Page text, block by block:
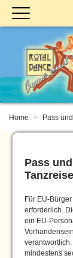
Home Pass
Pass
Für EU-
erforderlich.
ein EU-
mindestens